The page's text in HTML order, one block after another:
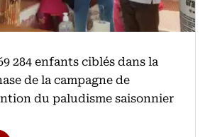
284 enfants ciblés dans la
de la campagne de
du paludisme saisonnier